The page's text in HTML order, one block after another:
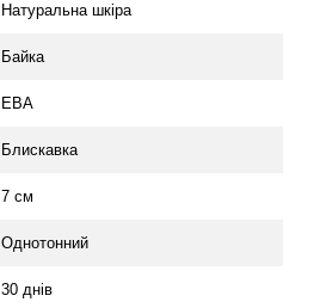
Натуральна шкіра
Байка
ЕВА
Блискавка
7 см
Однотонний
30 днів